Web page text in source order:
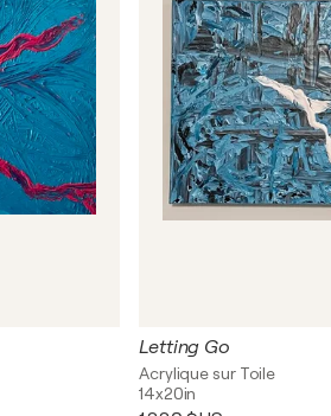
Letting Go
Acrylique sur Toile
14x20in